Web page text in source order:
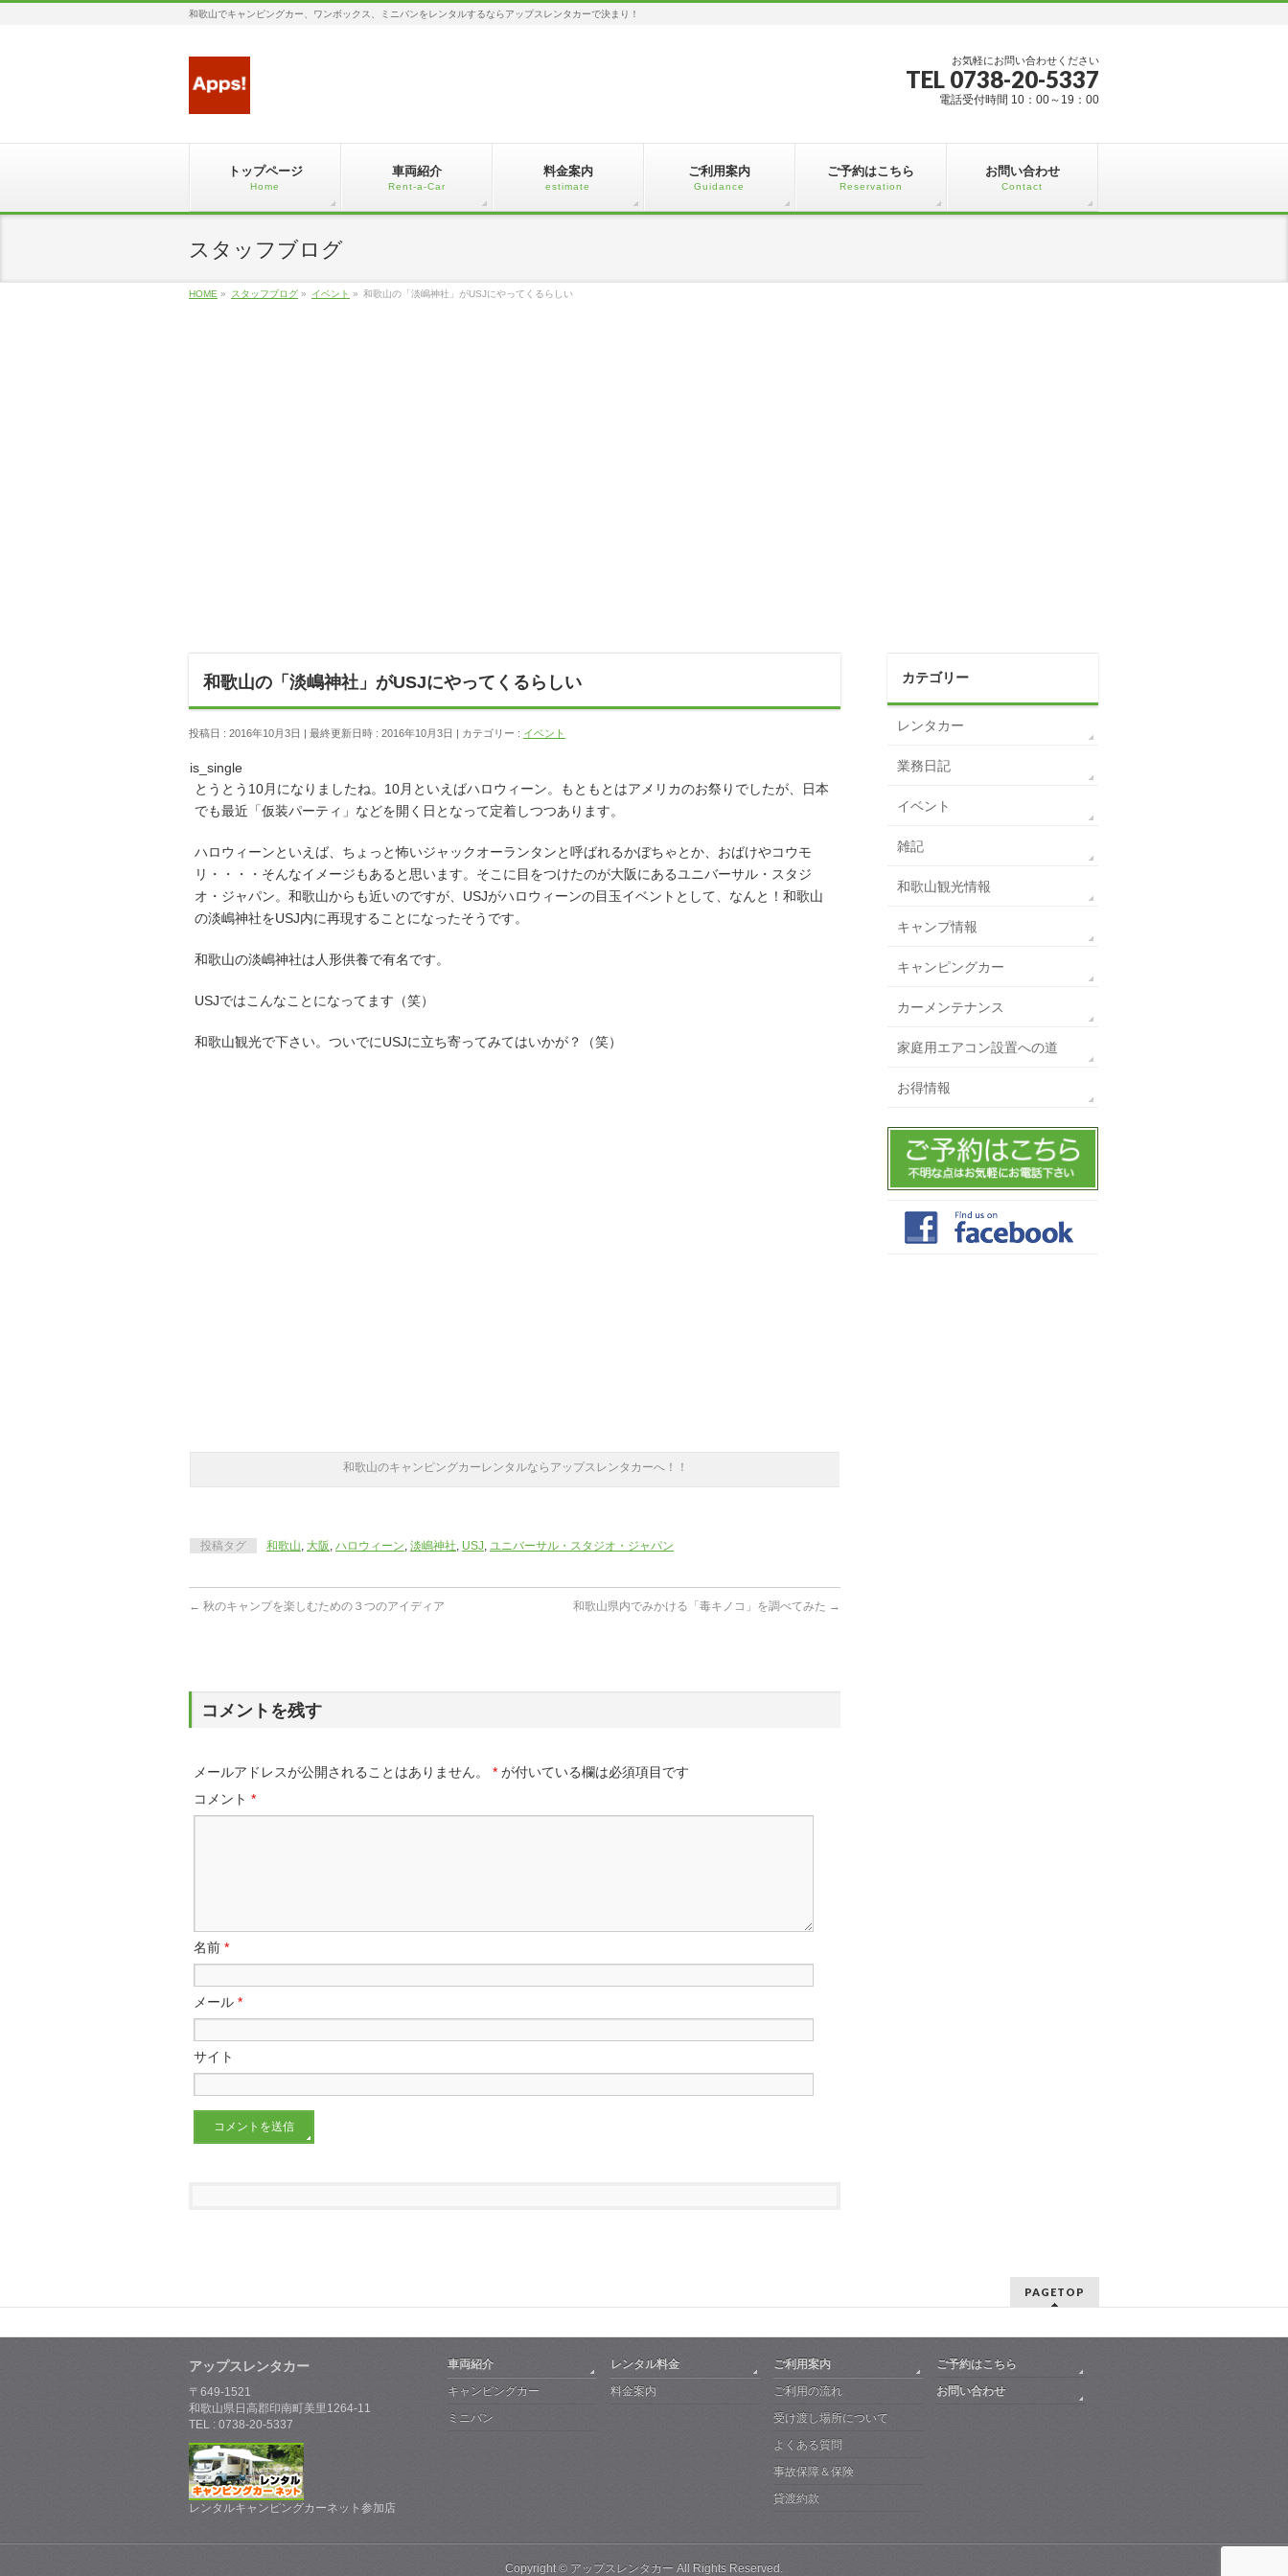
和歌山でキャンピングカー、ワンボックス、ミニバンをレンタルするならアップスレンタカーで決まり！
お気軽にお問い合わせください
TEL 0738-20-5337
電話受付時間 10：00～19：00
トップページ
Home
車両紹介
Rent-a-Car
料金案内
estimate
ご利用案内
Guidance
ご予約はこちら
Reservation
お問い合わせ
Contact
スタッフブログ
HOME » スタッフブログ » イベント » 和歌山の「淡嶋神社」がUSJにやってくるらしい
和歌山の「淡嶋神社」がUSJにやってくるらしい
投稿日 : 2016年10月3日 最終更新日時 : 2016年10月3日 カテゴリー : イベント
is_single
とうとう10月になりましたね。10月といえばハロウィーン。もともとはアメリカのお祭りでしたが、日本
でも最近「仮装パーティ」などを開く日となって定着しつつあります。
ハロウィーンといえば、ちょっと怖いジャックオーランタンと呼ばれるかぼちゃとか、おばけやコウモ
リ・・・・そんなイメージもあると思います。そこに目をつけたのが大阪にあるユニバーサル・スタジ
オ・ジャパン。和歌山からも近いのですが、USJがハロウィーンの目玉イベントとして、なんと！和歌山
の淡嶋神社をUSJ内に再現することになったそうです。
和歌山の淡嶋神社は人形供養で有名です。
USJではこんなことになってます（笑）
和歌山観光で下さい。ついでにUSJに立ち寄ってみてはいかが？（笑）
和歌山のキャンピングカーレンタルならアップスレンタカーへ！！
投稿タグ 和歌山, 大阪 , ハロウィーン, 淡嶋神社, USJ, ユニバーサル・スタジオ・ジャパン
← 秋のキャンプを楽しむための３つのアイディア 和歌山県内でみかける「毒キノコ」を調べてみた →
コメントを残す
メールアドレスが公開されることはありません。 * が付いている欄は必須項目です
コメント *
名前 *
メール *
サイト
カテゴリー
レンタカー
業務日記
イベント
雑記
和歌山観光情報
キャンプ情報
キャンピングカー
カーメンテナンス
家庭用エアコン設置への道
お得情報
PAGETOP
アップスレンタカー
〒649-1521
和歌山県日高郡印南町美里1264-11
TEL : 0738-20-5337
レンタルキャンピングカーネット参加店
車両紹介
キャンピングカー
ミニバン
レンタル料金
料金案内
ご利用案内
ご利用の流れ
受け渡し場所について
よくある質問
事故保障＆保険
貸渡約款
ご予約はこちら
お問い合わせ
Copyright © アップスレンタカー All Rights Reserved.